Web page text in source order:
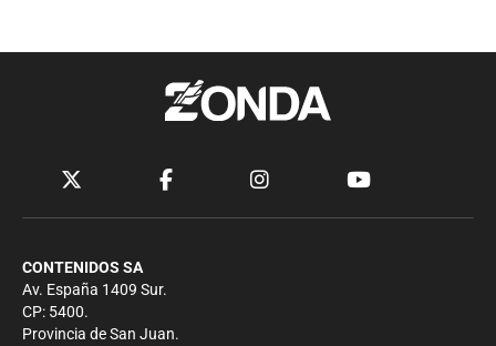
CONTENIDOS SA
Av. España 1409 Sur.
CP: 5400.
Provincia de San Juan.